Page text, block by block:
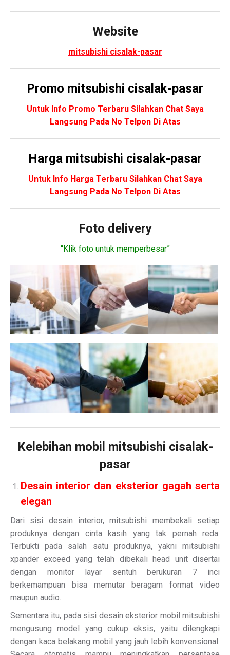
Website
mitsubishi cisalak-pasar
Promo mitsubishi cisalak-pasar
Untuk Info Promo Terbaru Silahkan Chat Saya
Langsung Pada No Telpon Di Atas
Harga mitsubishi cisalak-pasar
Untuk Info Harga Terbaru Silahkan Chat Saya
Langsung Pada No Telpon Di Atas
Foto delivery
“Klik foto untuk memperbesar”
Kelebihan mobil mitsubishi cisalak-
pasar
Desain interior dan eksterior gagah serta
elegan
Dari sisi desain interior, mitsubishi membekali setiap
produknya dengan cinta kasih yang tak pernah reda.
Terbukti pada salah satu produknya, yakni mitsubishi
xpander exceed yang telah dibekali head unit disertai
dengan monitor layar sentuh berukuran 7 inci
berkemampuan bisa memutar beragam format video
maupun audio.
Sementara itu, pada sisi desain eksterior mobil mitsubishi
mengusung model yang cukup eksis, yaitu dilengkapi
dengan kaca belakang mobil yang jauh lebih konvensional.